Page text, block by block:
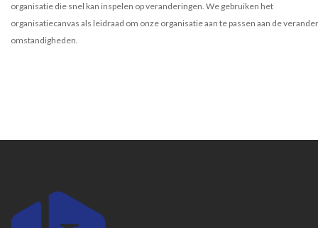
organisatie die snel kan inspelen op veranderingen. We gebruiken het
organisatiecanvas als leidraad om onze organisatie aan te passen aan de
omstandigheden.